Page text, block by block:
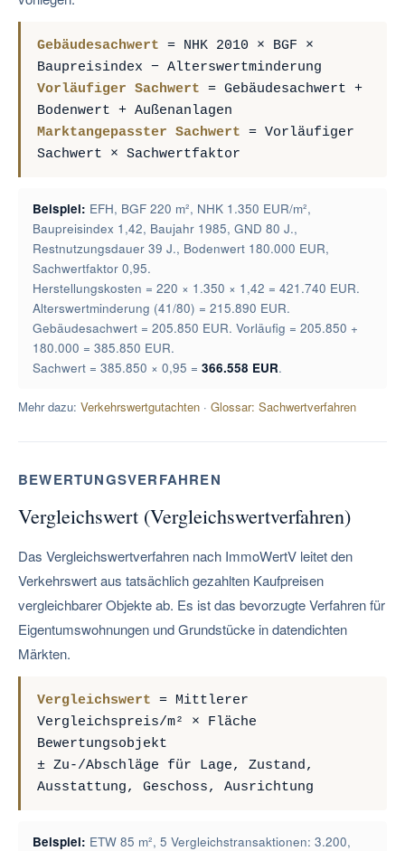
Gebäudesachwert = NHK 2010 × BGF ×
Baupreisindex − Alterswertminderung
Vorläufiger Sachwert = Gebäudesachwert +
Bodenwert + Außenanlagen
Marktangepasster Sachwert = Vorläufiger
Sachwert × Sachwertfaktor
Beispiel: EFH, BGF 220 m², NHK 1.350 EUR/m²,
Baupreisindex 1,42, Baujahr 1985, GND 80 J.,
Restnutzungsdauer 39 J., Bodenwert 180.000 EUR,
Sachwertfaktor 0,95.
Herstellungskosten = 220 × 1.350 × 1,42 = 421.740 EUR.
Alterswertminderung (41/80) = 215.890 EUR.
Gebäudesachwert = 205.850 EUR. Vorläufig = 205.850 +
180.000 = 385.850 EUR.
Sachwert = 385.850 × 0,95 = 366.558 EUR.
Mehr dazu: Verkehrswertgutachten · Glossar: Sachwertverfahren
BEWERTUNGSVERFAHREN
Vergleichswert (Vergleichswertverfahren)
Das Vergleichswertverfahren nach ImmoWertV leitet den
Verkehrswert aus tatsächlich gezahlten Kaufpreisen
vergleichbarer Objekte ab. Es ist das bevorzugte Verfahren für
Eigentumswohnungen und Grundstücke in datendichten
Märkten.
Vergleichswert = Mittlerer
Vergleichspreis/m² × Fläche
Bewertungsobjekt
± Zu-/Abschläge für Lage, Zustand,
Ausstattung, Geschoss, Ausrichtung
Beispiel: ETW 85 m², 5 Vergleichstransaktionen: 3.200,